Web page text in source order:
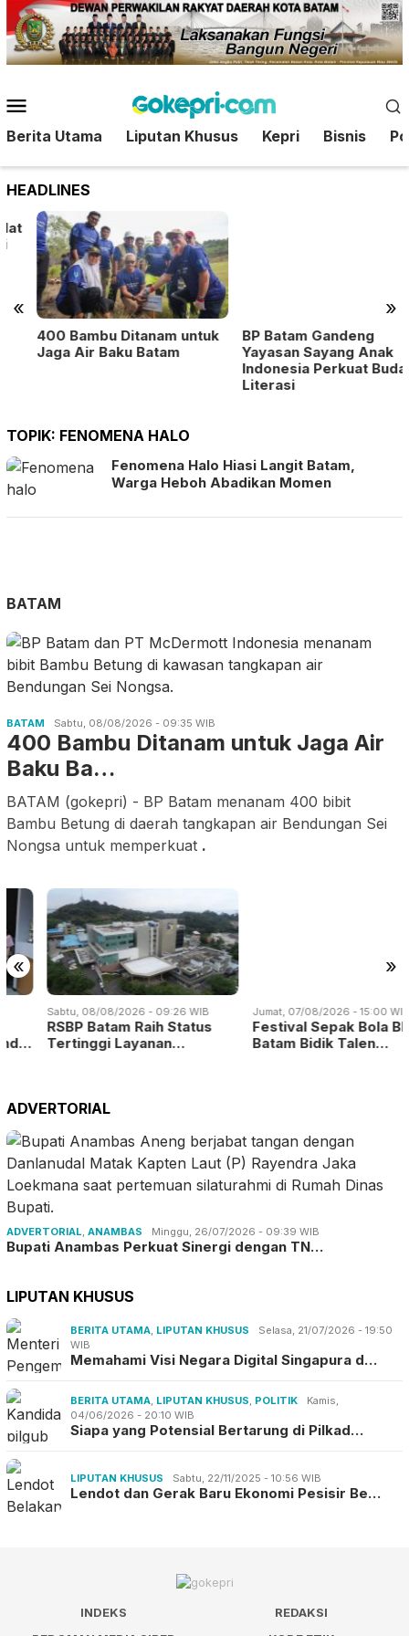
Loncat
ke
konten
Mobile
Berita Utama Liputan Khusus Kepri Bisnis
HEADLINES
« »
400 Bambu Ditanam untuk
Jaga Air Baku Batam
BP Batam Gandeng
Yayasan Sayang Anak
Indonesia Perkuat Budaya
Literasi
TOPIK: FENOMENA HALO
Fenomena Halo Hiasi Langit Batam,
Warga Heboh Abadikan Momen
BATAM
BATAM Sabtu, 08/08/2026 - 09:35 WIB
400 Bambu Ditanam untuk Jaga Air
Baku Ba…
BATAM (gokepri) - BP Batam menanam 400 bibit
Bambu Betung di daerah tangkapan air Bendungan Sei
Nongsa untuk memperkuat .
«
Sabtu, 08/08/2026 - 09:26 WIB
RSBP Batam Raih Status
Tertinggi Layanan…
ADVERTORIAL
LIPUTAN KHUSUS
BERITA UTAMA,LIPUTAN KHUSUS
Selasa, 21/07/2026 - 19:50
BERITA UTAMA ,LIPUTAN KHUSUS,POLITIK
Kamis,